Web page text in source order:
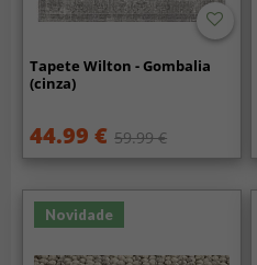
Tapete Wilton - Gombalia
(cinza)
44.99 € 59.99 €
Novidade